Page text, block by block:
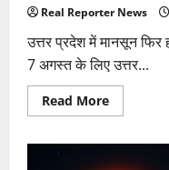
Real Reporter News
उत्तर प्रदेश में मानसून फिर
7 अगस्त के लिए उत्तर...
Read MoreRead
more
Update: